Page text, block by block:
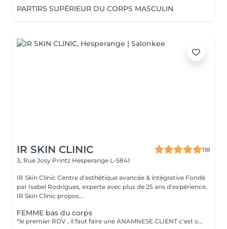
PARTIRS SUPÉRIEUR DU CORPS MASCULIN
IR SKIN CLINIC
118
3, Rue Josy Printz Hesperange L-5841
IR Skin Clinic Centre d'esthétique avancée & intégrative Fondé
par Isabel Rodrigues, experte avec plus de 25 ans d'expérience,
IR Skin Clinic propos...
FEMME bas du corps
*le premier RDV , il faut faire une ANAMNESE CLIENT c'est obligatoire .Le DEFINITIVE +2 permet d'éliminer durablement la repousse des polis. résultat optimale, un traitement pour tout phototype (I-VI) et toute épaisseur de poil .épilation permanente , professionnelle et indolore. Un laser professionnel à diode avec 3longeur d'onde 755nm+808nm+1064nm , 4 générations de laser diode .